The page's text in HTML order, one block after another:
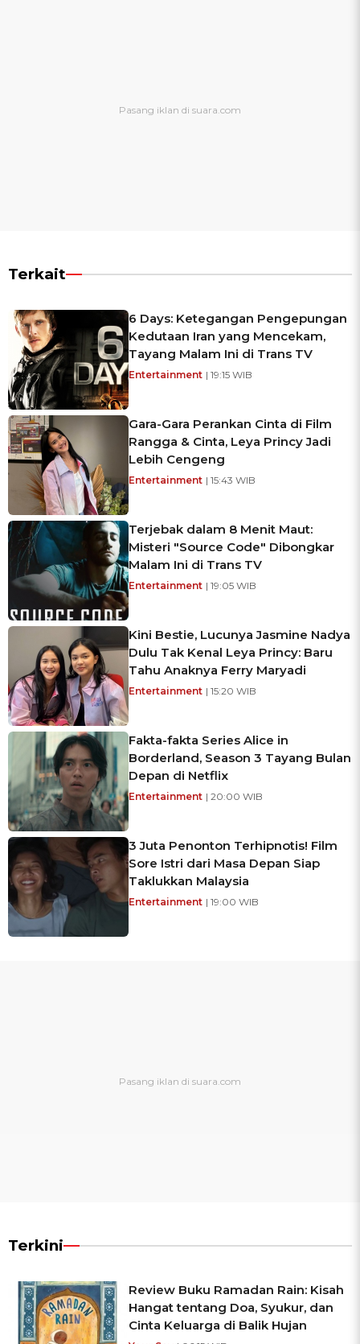
Terkait
6 Days: Ketegangan Pengepungan
Kedutaan Iran yang Mencekam,
Tayang Malam Ini di Trans TV
Entertainment | 19:15 WIB
Gara-Gara Perankan Cinta di Film
Rangga & Cinta, Leya Princy Jadi
Lebih Cengeng
Entertainment | 15:43 WIB
Terjebak dalam 8 Menit Maut:
Misteri "Source Code" Dibongkar
Malam Ini di Trans TV
Entertainment | 19:05 WIB
Kini Bestie, Lucunya Jasmine Nadya
Dulu Tak Kenal Leya Princy: Baru
Tahu Anaknya Ferry Maryadi
Entertainment | 15:20 WIB
Fakta-fakta Series Alice in
Borderland, Season 3 Tayang Bulan
Depan di Netflix
Entertainment | 20:00 WIB
3 Juta Penonton Terhipnotis! Film
Sore Istri dari Masa Depan Siap
Taklukkan Malaysia
Entertainment | 19:00 WIB
Terkini
Review Buku Ramadan Rain: Kisah
Hangat tentang Doa, Syukur, dan
Cinta Keluarga di Balik Hujan